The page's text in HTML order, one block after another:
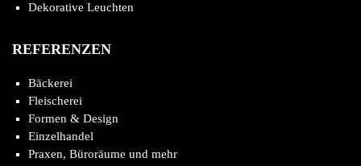
Dekorative Leuchten
REFERENZEN
Bäckerei
Fleischerei
Formen & Design
Einzelhandel
Praxen, Büroräume und mehr